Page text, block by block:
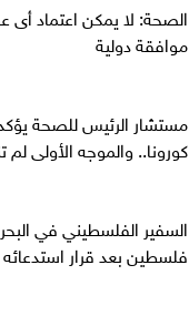
الصحة: لا يمكن اعتماد أى
موافقة دولية
مستشار الرئيس للصحة
كورونا.. والموجه الأولى لم
السفير الفلسطيني في
فلسطين بعد قرار استدعائه